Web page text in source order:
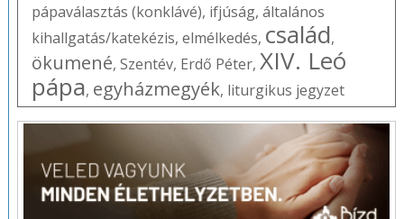
pápaválasztás (konklávé), ifjúság, általános
kihallgatás/katekézis, elmélkedés, család,
ökumené, Szentév, Erdő Péter, XIV. Leó
pápa, egyházmegyék, liturgikus jegyzet